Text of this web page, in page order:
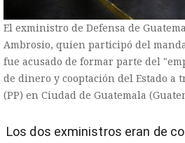
El exministro de Defensa de
Ambrosio, quien participó del
fue acusado de formar parte del
de dinero y cooptación del Estado a
(PP) en Ciudad de Guatemala
Los dos exministros eran de